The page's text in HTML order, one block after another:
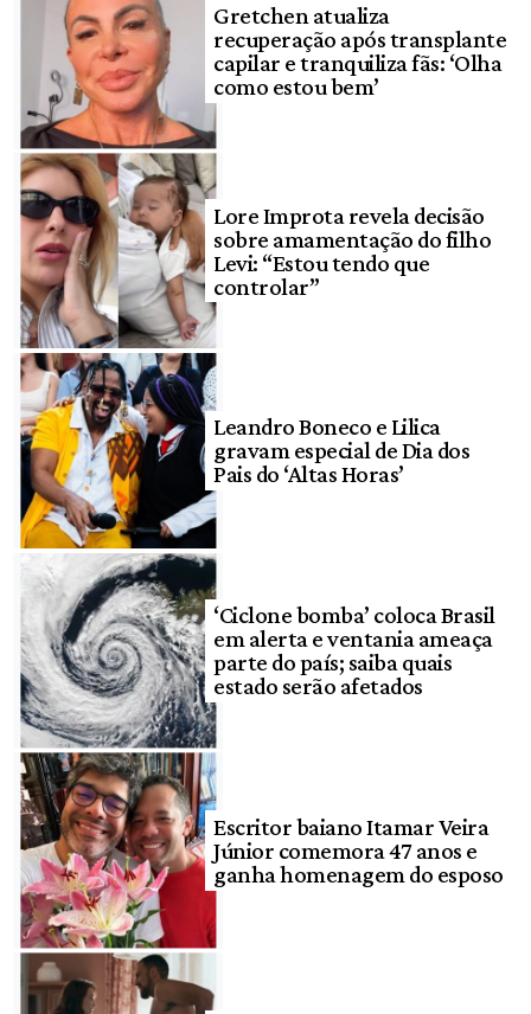
Gretchen atualiza
recuperação após transplante
capilar e tranquiliza fãs: ‘Olha
como estou bem’
Lore Improta revela decisão
sobre amamentação do filho
Levi: “Estou tendo que
controlar”
Leandro Boneco e Lilica
gravam especial de Dia dos
Pais do ‘Altas Horas’
‘Ciclone bomba’ coloca Brasil
em alerta e ventania ameaça
parte do país; saiba quais
estado serão afetados
Escritor baiano Itamar Veira
Júnior comemora 47 anos e
ganha homenagem do esposo